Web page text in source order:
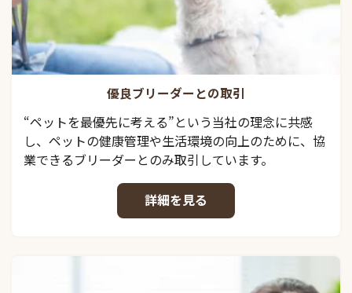
優良ブリーダーとの取引
“ペットを最優先に考える”という当社の理念に共感
し、ペットの健康管理や生活環境の向上のために、協
業できるブリーダーとのみ取引しています。
詳細を見る